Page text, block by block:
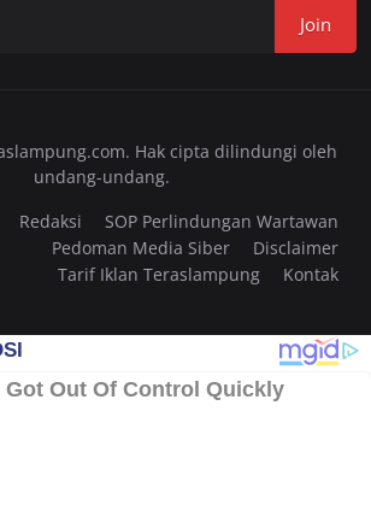
Join
Hak cipta dilindungi oleh
undang-undang.
Redaksi
SOP Perlindungan Wartawan
Pedoman Media Siber
Disclaimer
Tarif Iklan Teraslampung
Kontak